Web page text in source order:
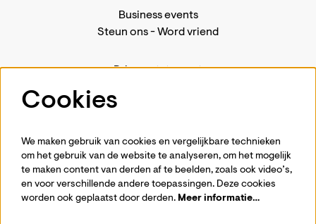
Business events
Steun ons-Word vriend
Privacystatement
Volg ons
Cookies
We maken gebruik van cookies en vergelijkbare technieken
om het gebruik van de website te analyseren, om het mogelijk
te maken content van derden af te beelden, zoals ook video’s,
en voor verschillende andere toepassingen. Deze cookies
worden ook geplaatst door derden. Meer informatie…